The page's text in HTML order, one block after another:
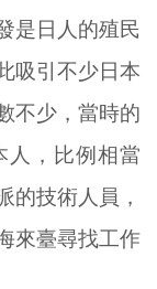
是日人的殖民
吸引不少日本
不少，當時的
人，比例相當
的技術人員，
來臺尋找工作